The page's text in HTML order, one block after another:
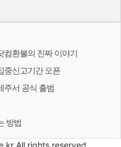
컴환불의 진짜 이야기
중신고기간 오픈
주서 공식 출범
방법